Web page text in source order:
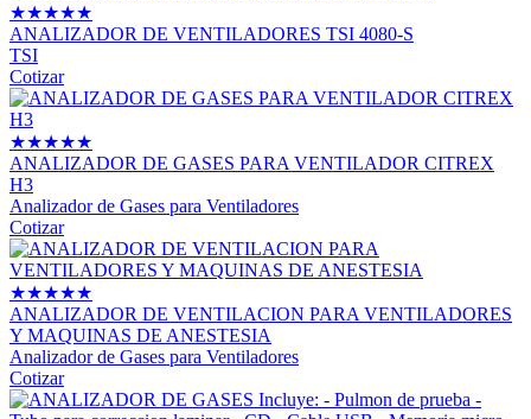
★★★★★
ANALIZADOR DE VENTILADORES TSI 4080-S
TSI
Cotizar
★★★★★
ANALIZADOR DE GASES PARA VENTILADOR CITREX
H3
Analizador de Gases para Ventiladores
Cotizar
★★★★★
ANALIZADOR DE VENTILACION PARA VENTILADORES
Y MAQUINAS DE ANESTESIA
Analizador de Gases para Ventiladores
Cotizar